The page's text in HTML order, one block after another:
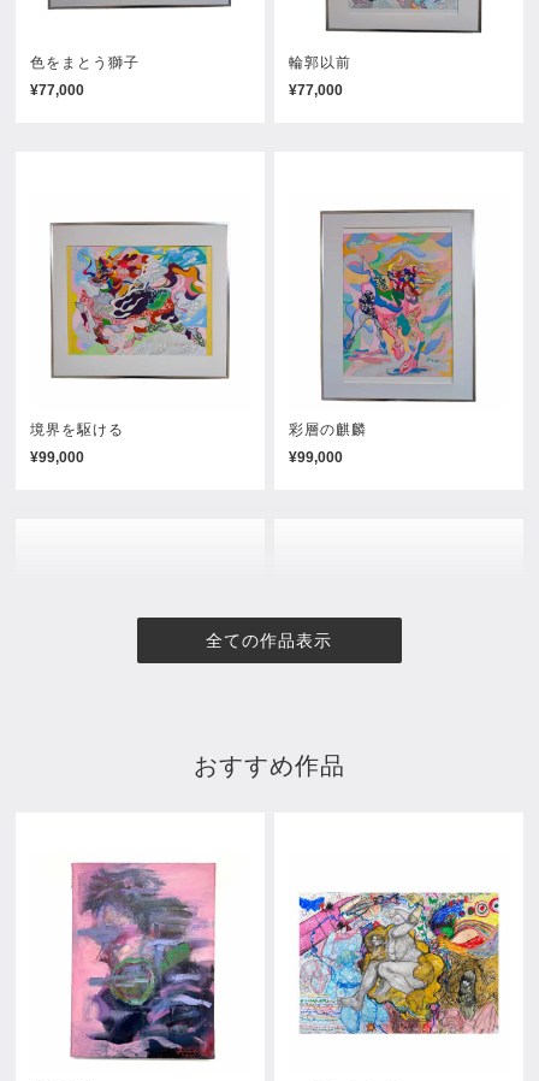
全ての作品表示
色をまとう獅子
¥77,000
輪郭以前
¥77,000
境界を駆ける
¥99,000
彩層の麒麟
¥99,000
おすすめ作品